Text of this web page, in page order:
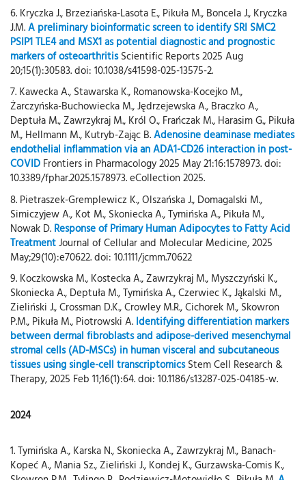
6. Kryczka J., Brzeziańska-Lasota E., Pikuła M., Boncela J., Kryczka
J.M.A preliminary bioinformatic screen to identify SRI SMC2
PSIP1 TLE4 and MSX1 as potential diagnostic and prognostic
markers of osteoarthritis Scientific Reports 2025 Aug
20;15(1):30583. doi: 10.1038/s41598-025-13575-2.
7. Kawecka A., Stawarska K., Romanowska-Kocejko M.,
Żarczyńska-Buchowiecka M., Jędrzejewska A., Braczko A.,
Deptuła M., Zawrzykraj M., Król O., Frańczak M., Harasim G., Pikuła
M., Hellmann M., Kutryb-Zając B.Adenosine deaminase mediates
endothelial inflammation via an ADA1-CD26 interaction in post-
COVID Frontiers in Pharmacology 2025 May 21:16:1578973. doi:
10.3389/fphar.2025.1578973. eCollection 2025.
8. Pietraszek-Gremplewicz K., Olszańska J., Domagalski M.,
Simiczyjew A., Kot M., Skoniecka A., Tymińska A., Pikuła M.,
Nowak D. Response of Primary Human Adipocytes to Fatty Acid
TreatmentJournal of Cellular and Molecular Medicine, 2025
May;29(10):e70622. doi: 10.1111/jcmm.70622
9. Koczkowska M., Kostecka A., Zawrzykraj M., Myszczyński K.,
Skoniecka A., Deptuła M., Tymińska A., Czerwiec K., Jąkalski M.,
Zieliński J., Crossman D.K., Crowley M.R., Cichorek M., Skowron
P.M., Pikuła M., Piotrowski A. Identifying differentiation markers
between dermal fibroblasts and adipose-derived mesenchymal
stromal cells (AD-MSCs) in human visceral and subcutaneous
tissues using single-cell transcriptomics Stem Cell Research &
Therapy, 2025 Feb 11;16(1):64. doi: 10.1186/s13287-025-04185-w.
2024
1. Tymińska A., Karska N., Skoniecka A., Zawrzykraj M., Banach-
Kopeć A., Mania Sz., Zieliński J., Kondej K., Gurzawska-Comis K.,